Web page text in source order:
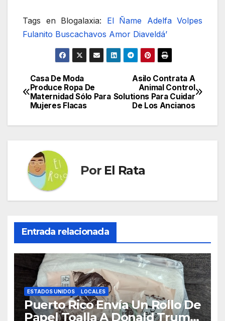
Tags en Blogalaxia: El Ñame
Adelfa Volpes
Fulanito Buscachavos Amor Diaveldá’
Navegación
de
entradas
Asilo Contrata A
Animal Control
Solutions Para Cuidar
De Los Ancianos
Casa De Moda
Produce Ropa De
Maternidad Sólo Para
Mujeres Flacas
Por El Rata
Entrada relacionada
ESTADOS UNIDOS LOCALES
Puerto Rico Envía Un Rollo De
Papel Toalla A Donald Trump